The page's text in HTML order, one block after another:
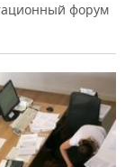
форум